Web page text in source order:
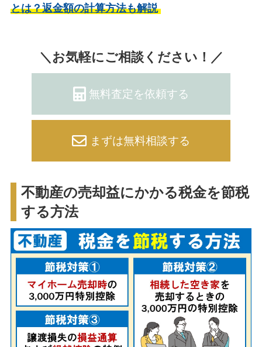
とは？返金額の計算方法も解説
＼お気軽にご相談ください！／
無料査定を依頼する
まずは無料相談する
不動産の売却益にかかる税金を節税
する方法